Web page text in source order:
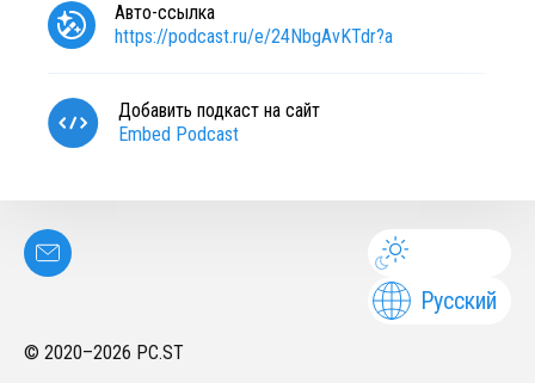
Авто-ссылка
https://podcast.ru/e/24NbgAvKTdr?a
Добавить подкаст на сайт
Embed Podcast
Русский
© 2020–2026 PC.ST